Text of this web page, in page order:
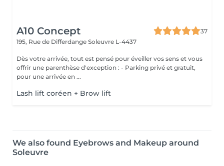
A10 Concept
37
195, Rue de Differdange Soleuvre L-4437
Dès votre arrivée, tout est pensé pour éveiller vos sens et vous
offrir une parenthèse d'exception : - Parking privé et gratuit,
pour une arrivée en ...
Lash lift coréen + Brow lift
We also found Eyebrows and Makeup around
Soleuvre